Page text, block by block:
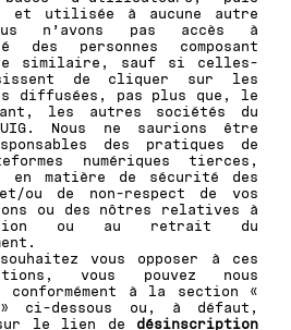
et utilisée à aucune autre
n’avons pas accès à
des personnes composant
similaire, sauf si celles-
de cliquer sur les
diffusées, pas plus que, le
les autres sociétés du
Nous ne saurions être
des pratiques de
numériques tierces,
en matière de sécurité des
et/ou de non-respect de vos
ou des nôtres relatives à
ou au retrait du
vous opposer à ces
vous pouvez nous
conformément à la section «
ci-dessous ou, à défaut,
le lien de désinscription